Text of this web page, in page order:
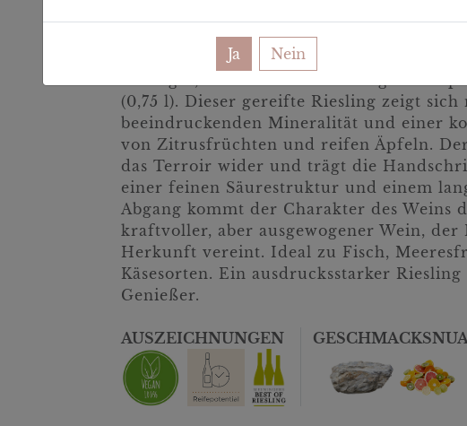
Ja Nein
MEHR ZU 2022ER KRATZSPUREN
Kräftiger, mineralischer Riesling –
(0,75 l). Dieser gereifte Riesling zeigt
beeindruckenden Mineralität und einer
von Zitrusfrüchten und reifen Äpfeln.
das Terroir wider und trägt die
einer feinen Säurestruktur und einem
Abgang kommt der Charakter des Weins
kraftvoller, aber ausgewogener Wein, der
Herkunft vereint. Ideal zu Fisch,
Käsesorten. Ein ausdrucksstarker
Genießer.
AUSZEICHNUNGEN